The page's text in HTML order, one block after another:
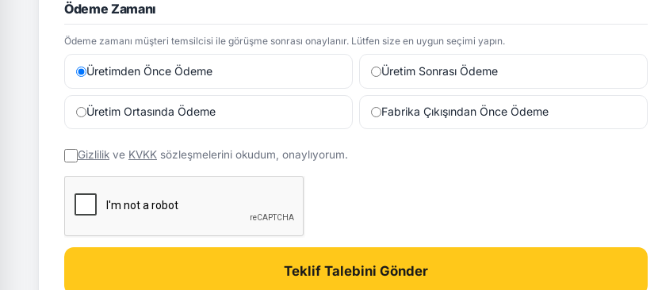
Ödeme Zamanı
Ödeme zamanı müşteri temsilcisi ile görüşme sonrası onaylanır. Lütfen size en uygun seçimi yapın.
Üretimden Önce Ödeme Üretim Sonrası Ödeme
Üretim Ortasında Ödeme Fabrika Çıkışından Önce Ödeme
Gizlilik ve KVKK sözleşmelerini okudum, onaylıyorum.
Teklif Talebini Gönder